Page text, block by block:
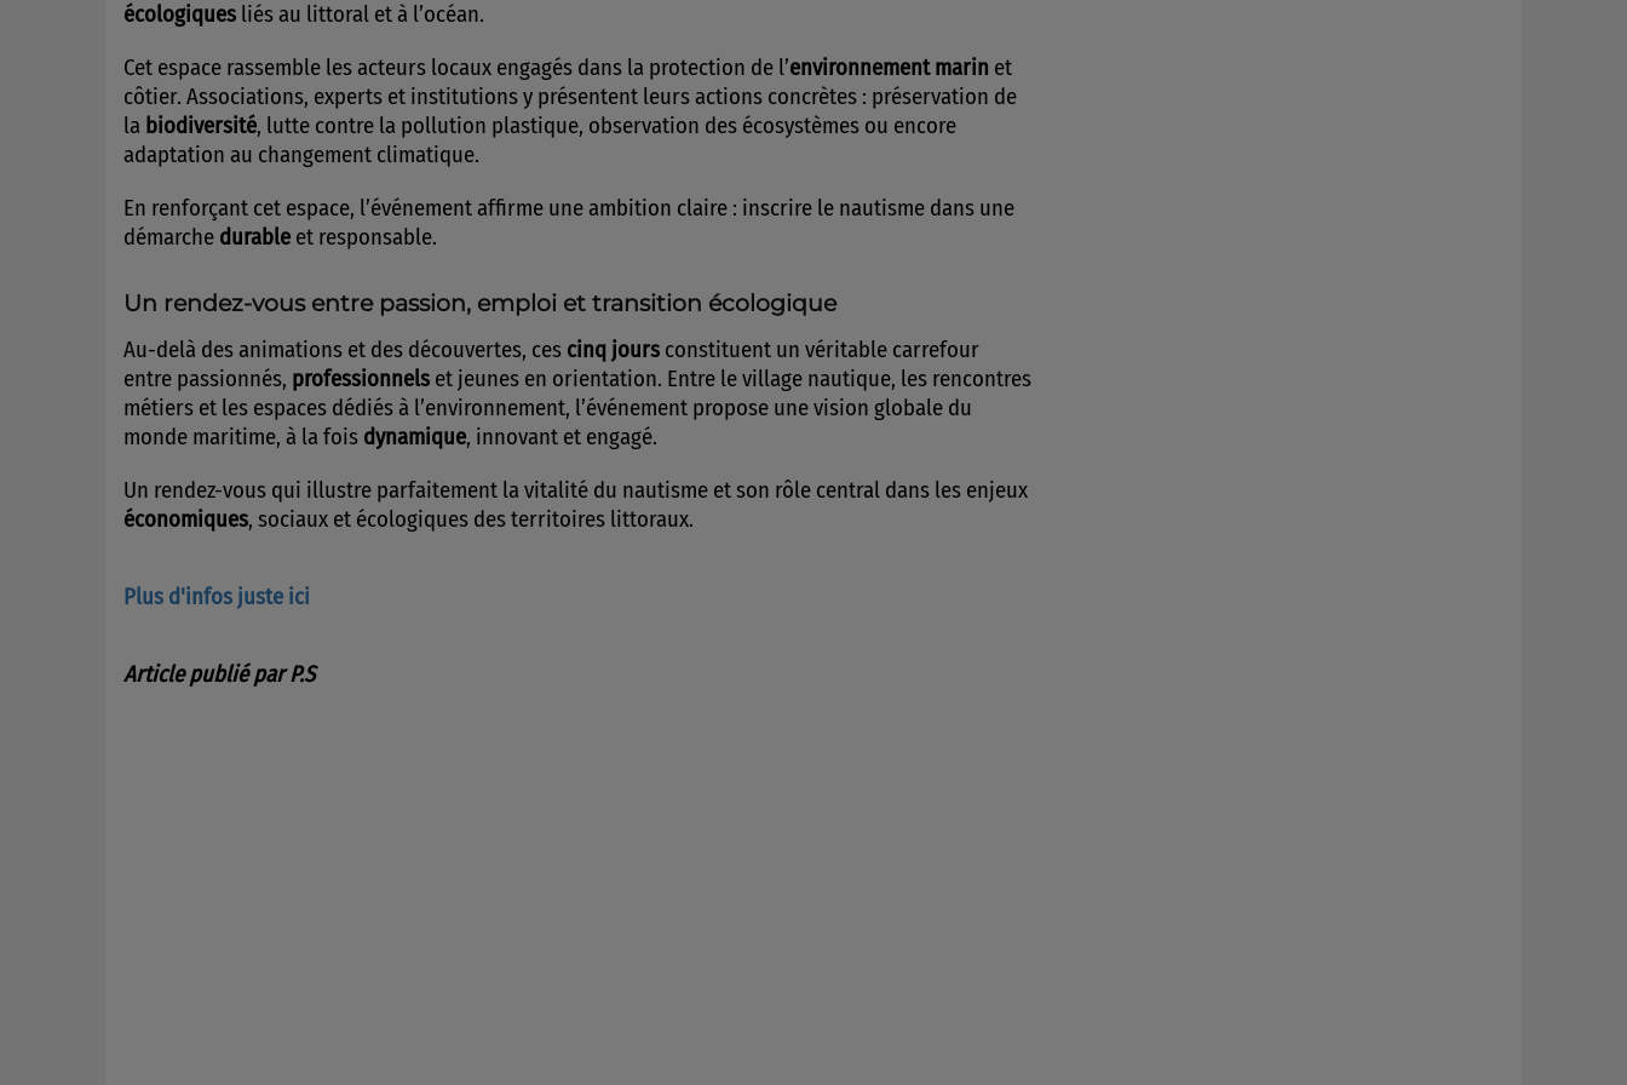
écologiques liés au littoral et à l’océan.
Cet espace rassemble les acteurs locaux engagés dans la protection de l’environnement marin et
côtier. Associations, experts et institutions y présentent leurs actions concrètes : préservation de
la biodiversité, lutte contre la pollution plastique, observation des écosystèmes ou encore
adaptation au changement climatique.
En renforçant cet espace, l’événement affirme une ambition claire : inscrire le nautisme dans une
démarche durable et responsable.
Un rendez-vous entre passion, emploi et transition écologique
Au-delà des animations et des découvertes, ces cinq jours constituent un véritable carrefour
entre passionnés, professionnels et jeunes en orientation. Entre le village nautique, les rencontres
métiers et les espaces dédiés à l’environnement, l’événement propose une vision globale du
monde maritime, à la fois dynamique, innovant et engagé.
Un rendez-vous qui illustre parfaitement la vitalité du nautisme et son rôle central dans les enjeux
économiques, sociaux et écologiques des territoires littoraux.
Plus d'infos juste ici
Article publié par P.S